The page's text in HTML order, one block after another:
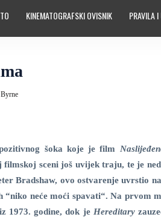
KINEMATOGRAFSKI OVISNIK PRAVILA
šoka koje je film
filmskoj sceni još uvijek traju, te je
Bradshaw, ovo ostvarenje uvrstio
neće moći spavati“. Na prvom
iz 1973. godine, dok je Hereditary